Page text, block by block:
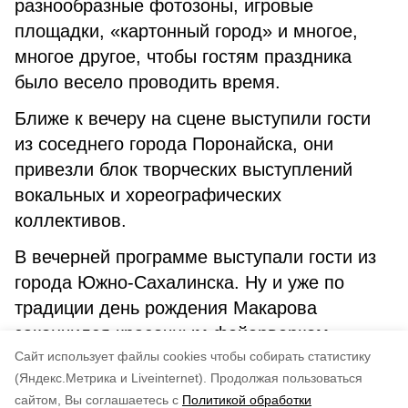
Cайт использует файлы cookies чтобы собирать статистику
(Яндекс.Метрика и Liveinternet).
Продолжая пользоваться
сайтом, Вы соглашаетесь с Политикой обработки
разнообразные фотозоны, игровые
площадки, «картонный город» и многое,
многое другое, чтобы гостям праздника
было весело проводить время.
Ближе к вечеру на сцене выступили гости
из соседнего города Поронайска, они
привезли блок творческих выступлений
вокальных и хореографических
коллективов.
В вечерней программе выступали гости из
города Южно-Сахалинска. Ну и уже по
традиции день рождения Макарова
закончился красочным фейерверком.
А. Шевцова.